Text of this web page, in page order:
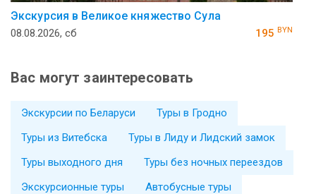
Экскурсия в Великое княжество Сула
08.08.2026, сб 195 BYN
Вас могут заинтересовать
Экскурсии по Беларуси
Туры в Гродно
Туры из Витебска
Туры в Лиду и Лидский замок
Туры выходного дня
Туры без ночных переездов
Экскурсионные туры
Автобусные туры